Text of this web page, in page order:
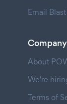
Email Blast
Company
About
We're
Terms of